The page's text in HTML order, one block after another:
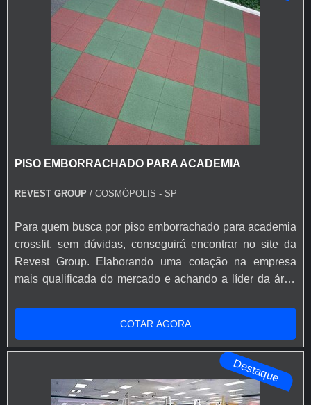
PISO EMBORRACHADO PARA ACADEMIA
REVEST GROUP / COSMÓPOLIS - SP
Para quem busca por piso emborrachado para academia
crossfit, sem dúvidas, conseguirá encontrar no site da
Revest Group. Elaborando uma cotação na empresa
mais qualificada do mercado e achando a líder da área
para academia crossfit, com a Revest Group encontrará
eficiência com atendimento para produtos em pequena
escala.MAIS SOBRE PISO EMBORRACHADO PARA
COTAR AGORA
Destaque